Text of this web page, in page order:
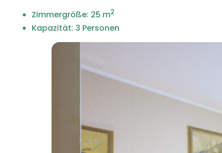
Zimmergröße: 25 m2
Kapazität: 3 Personen